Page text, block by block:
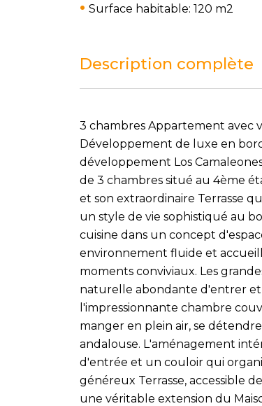
Surface habitable: 120 m2
Description complète
3 chambres Appartement avec
Développement de luxe en
développement Los
de 3 chambres situé au 4ème
et son extraordinaire Terrasse
un style de vie sophistiqué au
cuisine dans un concept
environnement fluide et
moments conviviaux. Les
naturelle abondante d'entrer
l'impressionnante chambre
manger en plein air, se
andalouse. L'aménagement
d'entrée et un couloir qui
généreux Terrasse, accessible
une véritable extension du